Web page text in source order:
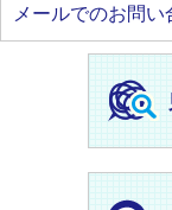
メールでのお問い